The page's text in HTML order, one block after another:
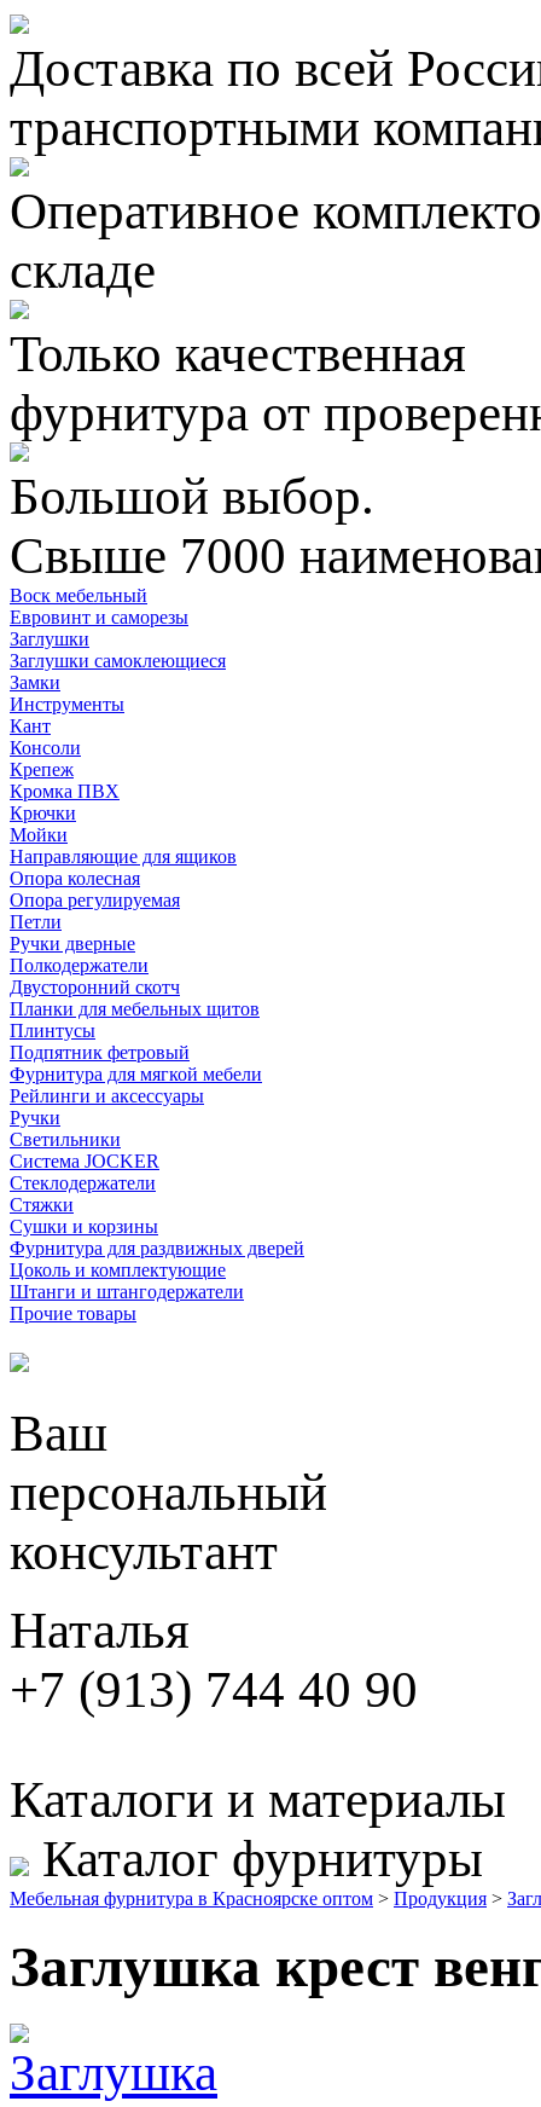
Доставка по всей
транспортными
Оперативное
складе
Только качественная
фурнитура от
Большой выбор.
Свыше 7000
Воск мебельный
Евровинт и саморезы
Заглушки
Заглушки самоклеющиеся
Замки
Инструменты
Кант
Консоли
Крепеж
Кромка ПВХ
Крючки
Мойки
Направляющие для ящиков
Опора колесная
Опора регулируемая
Петли
Ручки дверные
Полкодержатели
Двусторонний скотч
Планки для мебельных щитов
Плинтусы
Подпятник фетровый
Фурнитура для мягкой мебели
Рейлинги и аксессуары
Ручки
Светильники
Система JOCKER
Стеклодержатели
Стяжки
Сушки и корзины
Фурнитура для раздвижных дверей
Цоколь и комплектующие
Штанги и штангодержатели
Прочие товары
Ваш
персональный
консультант
Наталья
+7 (913) 744 40 90
Каталоги и материалы
Каталог фурнитуры
Мебельная фурнитура в Красноярске оптом > Продукция >
Заглушка крест